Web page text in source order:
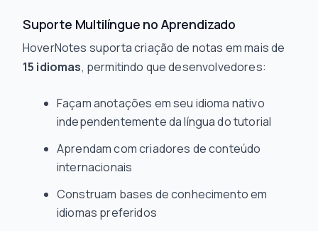
Suporte Multilíngue no Aprendizado
HoverNotes suporta criação de notas em mais de
15 idiomas, permitindo que desenvolvedores:
Façam anotações em seu idioma nativo
independentemente da língua do tutorial
Aprendam com criadores de conteúdo
internacionais
Construam bases de conhecimento em
idiomas preferidos